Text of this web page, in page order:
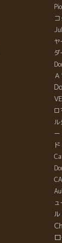
ヤ
ダ
ロ
ル
ー
ド
ル